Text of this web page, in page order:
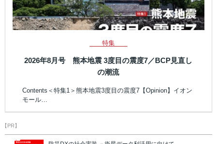
特集
2026年8月号 熊本地震 3度目の震度7／BCP見直し
の潮流
Contents＜特集1＞熊本地震3度目の震度7【Opinion】イオン
モール…
【PR】